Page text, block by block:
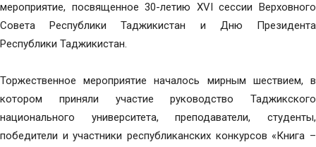
мероприятие, посвященное 30-летию XVI сессии Верховного
Совета Республики Таджикистан и Дню Президента
Республики Таджикистан.
Торжественное мероприятие началось мирным шествием, в
котором приняли участие руководство Таджикского
национального университета, преподаватели, студенты,
победители и участники республиканских конкурсов «Книга –